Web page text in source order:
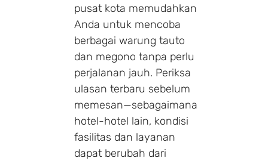
pusat kota memudahkan
Anda untuk mencoba
berbagai warung tauto
dan megono tanpa perlu
perjalanan jauh. Periksa
ulasan terbaru sebelum
memesan—sebagaimana
hotel-hotel lain, kondisi
fasilitas dan layanan
dapat berubah dari